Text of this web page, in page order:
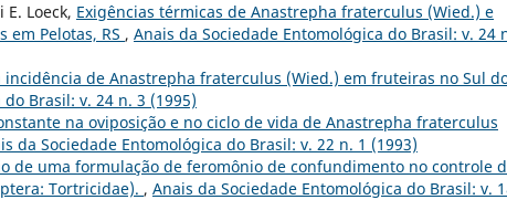
Loeck, Exigências térmicas de Anastrepha fraterculus (Wied.) e
Pelotas, RS , Anais da Sociedade Entomológica do Brasil: v. 24
incidência de Anastrepha fraterculus (Wied.) em fruteiras no Sul
Brasil: v. 24 n. 3 (1995)
na oviposição e no ciclo de vida de Anastrepha fraterculus
da Sociedade Entomológica do Brasil: v. 22 n. 1 (1993)
de uma formulação de feromônio de confundimento no controle
Tortricidae). , Anais da Sociedade Entomológica do Brasil: v.